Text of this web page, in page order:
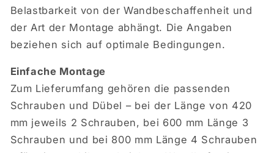
Belastbarkeit von der Wandbeschaffenheit und
der Art der Montage abhängt. Die Angaben
beziehen sich auf optimale Bedingungen.
Einfache Montage
Zum Lieferumfang gehören die passenden
Schrauben und Dübel – bei der Länge von 420
mm jeweils 2 Schrauben, bei 600 mm Länge 3
Schrauben und bei 800 mm Länge 4 Schrauben